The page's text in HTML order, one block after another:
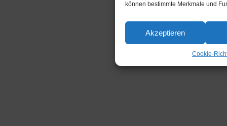
können bestimmte Merkmale und
Akzeptieren
Cookie-